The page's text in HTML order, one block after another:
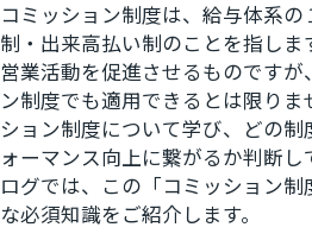
コミッション制度は、給与体系
制・出来高払い制のことを指しま
営業活動を促進させるものですが
ン制度でも適用できるとは限りま
ション制度について学び、どの
ォーマンス向上に繋がるか判断
ログでは、この「コミッション制
な必須知識をご紹介します。